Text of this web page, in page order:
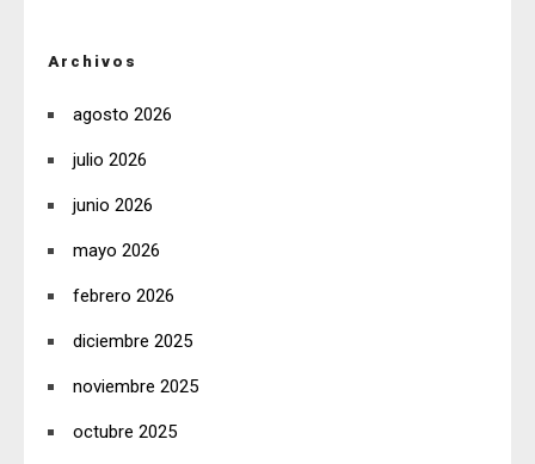
Archivos
agosto 2026
julio 2026
junio 2026
mayo 2026
febrero 2026
diciembre 2025
noviembre 2025
octubre 2025